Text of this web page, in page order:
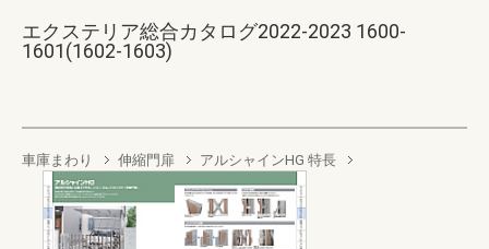
エクステリア総合カタログ2022-2023 1600-
1601(1602-1603)
車庫まわり 伸縮門扉 アルシャインHG 特長